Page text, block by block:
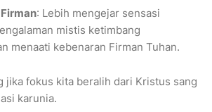
: Lebih mengejar sensasi
mistis ketimbang
menaati kebenaran Firman Tuhan.
jika fokus kita beralih dari Kristus sang
karunia.